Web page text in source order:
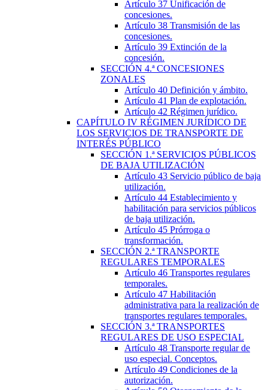
Artículo 37 Unificación de
concesiones.
Artículo 38 Transmisión de las
concesiones.
Artículo 39 Extinción de la
concesión.
SECCIÓN 4.ªCONCESIONES
ZONALES
Artículo 40 Definición y ámbito.
Artículo 41 Plan de explotación.
Artículo 42 Régimen jurídico.
CAPÍTULO IV RÉGIMEN JURÍDICO DE
LOS SERVICIOS DE TRANSPORTE DE
INTERÉS PÚBLICO
SECCIÓN 1.ª SERVICIOS PÚBLICOS
DE BAJA UTILIZACIÓN
Artículo 43 Servicio público de baja
utilización.
Artículo 44 Establecimiento y
habilitación para servicios públicos
de baja utilización.
Artículo 45 Prórroga o
transformación.
SECCIÓN 2.ªTRANSPORTE
REGULARES TEMPORALES
Artículo 46 Transportes regulares
temporales.
Artículo 47 Habilitación
administrativa para la realización de
transportes regulares temporales.
SECCIÓN 3.ªTRANSPORTES
REGULARES DE USO ESPECIAL
Artículo 48 Transporte regular de
uso especial. Conceptos.
Artículo 49 Condiciones de la
autorización.